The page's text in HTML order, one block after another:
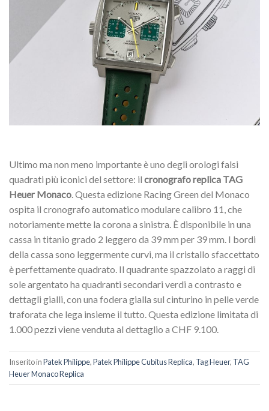
Ultimo ma non meno importante è uno degli orologi falsi
quadrati più iconici del settore: il cronografo replica TAG
Heuer Monaco. Questa edizione Racing Green del Monaco
ospita il cronografo automatico modulare calibro 11, che
notoriamente mette la corona a sinistra. È disponibile in una
cassa in titanio grado 2 leggero da 39 mm per 39 mm. I bordi
della cassa sono leggermente curvi, ma il cristallo sfaccettato
è perfettamente quadrato. Il quadrante spazzolato a raggi di
sole argentato ha quadranti secondari verdi a contrasto e
dettagli gialli, con una fodera gialla sul cinturino in pelle verde
traforata che lega insieme il tutto. Questa edizione limitata di
1.000 pezzi viene venduta al dettaglio a CHF 9.100.
Inserito inPatek Philippe,Patek Philippe Cubitus Replica, Tag Heuer, TAG
Heuer Monaco Replica